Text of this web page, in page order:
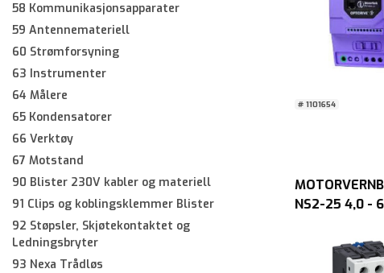
58 Kommunikasjonsapparater
59 Antennemateriell
60 Strømforsyning
63 Instrumenter
64 Målere
65 Kondensatorer
66 Verktøy
67 Motstand
90 Blister 230V kabler og materiell
91 Clips og koblingsklemmer Blister
92 Støpsler, Skjøtekontaktet og
Ledningsbryter
93 Nexa Trådløs
# 1101654
NS2-25 4,0 -